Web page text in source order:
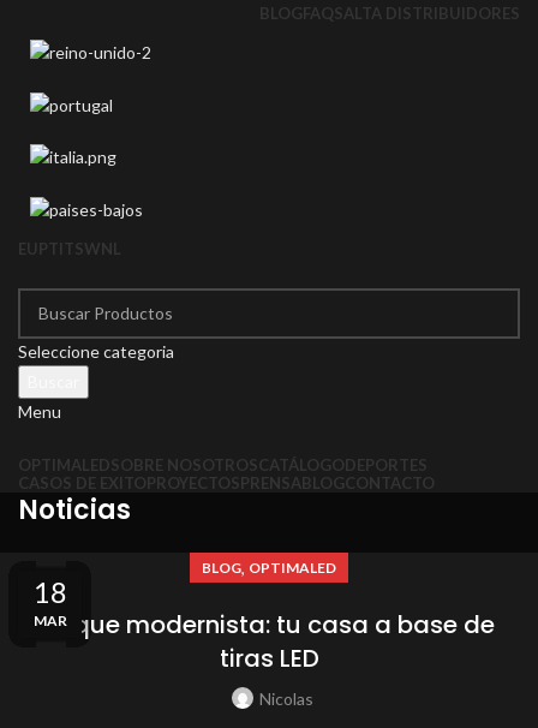
BLOGFAQSALTA DISTRIBUIDORES
EUPTITSWNL
Seleccione categoria
Menu
OPTIMALEDSOBRE NOSOTROSCATÁLOGODEPORTES
CASOS DE EXITOPROYECTOSPRENSABLOGCONTACTO
Noticias
BLOG, OPTIMALED
Toque modernista: tu casa a base de
tiras LED
Nicolas
24
ABR
04
JUL
30
SEP
13
MAY
06
MAY
29
ABR
22
ABR
15
ABR
08
ABR
01
ABR
25
MAR
18
MAR